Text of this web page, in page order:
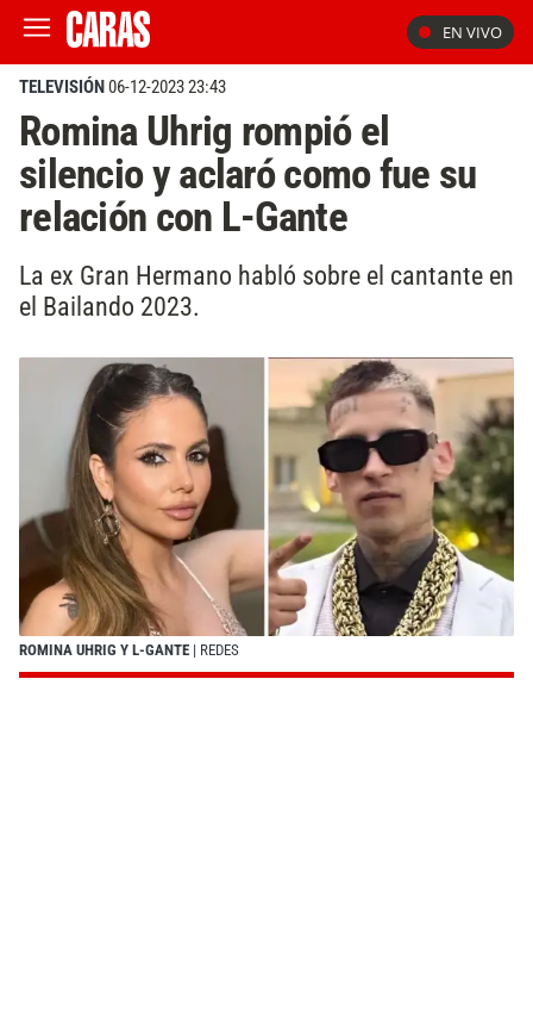
EN VIVO
TELEVISIÓN06-12-2023 23:43
Romina Uhrig rompió el
silencio y aclaró como fue su
relación con L-Gante
La ex Gran Hermano habló sobre el cantante en
el Bailando 2023.
ROMINA UHRIG Y L-GANTE | REDES